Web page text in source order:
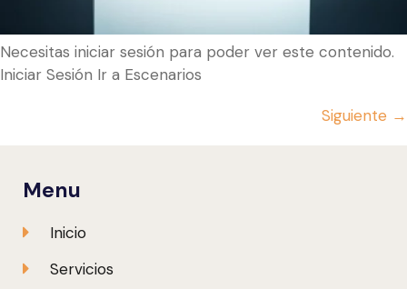
Necesitas iniciar sesión para poder ver este contenido.
Iniciar Sesión Ir a Escenarios
Siguiente →
Menu
Inicio
Servicios